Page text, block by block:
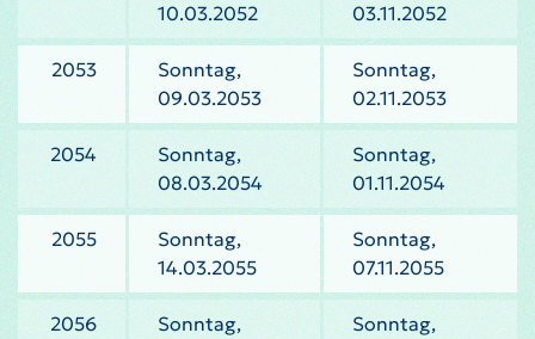
10.03.2052
03.11.2052
2053
Sonntag,
09.03.2053
Sonntag,
02.11.2053
2054
Sonntag,
08.03.2054
Sonntag,
01.11.2054
2055
Sonntag,
14.03.2055
Sonntag,
07.11.2055
2056
Sonntag,
Sonntag,